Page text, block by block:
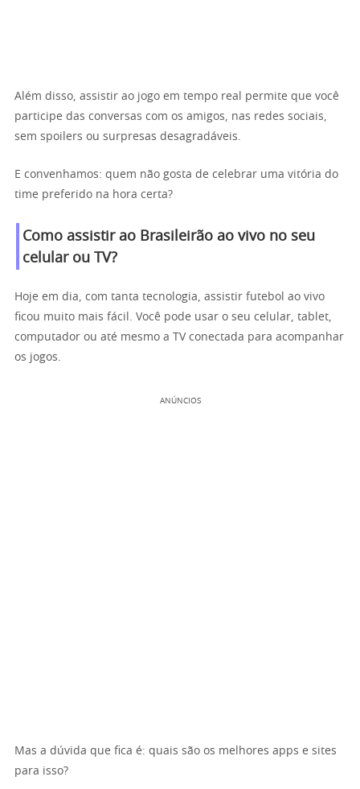
Além disso, assistir ao jogo em tempo real permite que você
participe das conversas com os amigos, nas redes sociais,
sem spoilers ou surpresas desagradáveis.
E convenhamos: quem não gosta de celebrar uma vitória do
time preferido na hora certa?
Como assistir ao Brasileirão ao vivo no seu
celular ou TV?
Hoje em dia, com tanta tecnologia, assistir futebol ao vivo
ficou muito mais fácil. Você pode usar o seu celular, tablet,
computador ou até mesmo a TV conectada para acompanhar
os jogos.
ANÚNCIOS
Mas a dúvida que fica é: quais são os melhores apps e sites
para isso?